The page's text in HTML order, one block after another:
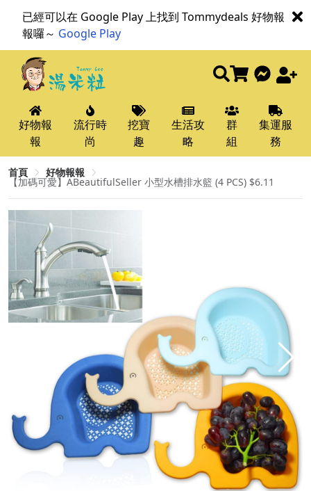
已經可以在 Google Play 上找到 Tommydeals 好物報
報囉～ Google Play
好物報
報
流行時
尚
挖寶
趣
生活攻
略
群
組
集運服
務
首頁 好物報報
【加碼可愛】ABeautifulSeller 小型水槽排水籃 (4 PCS) $6.11